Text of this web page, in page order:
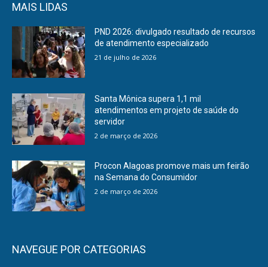
MAIS LIDAS
PND 2026: divulgado resultado de recursos
de atendimento especializado
21 de julho de 2026
Santa Mônica supera 1,1 mil
atendimentos em projeto de saúde do
servidor
2 de março de 2026
Procon Alagoas promove mais um feirão
na Semana do Consumidor
2 de março de 2026
NAVEGUE POR CATEGORIAS